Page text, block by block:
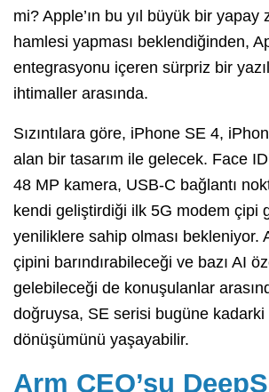
mi? Apple’ın bu yıl büyük bir yapay
hamlesi yapması beklendiğinden,
entegrasyonu içeren sürpriz bir
ihtimaller arasında.
Sızıntılara göre, iPhone SE 4,
alan bir tasarım ile gelecek. Face
48 MP kamera, USB-C bağlantı
kendi geliştirdiği ilk 5G modem çipi
yeniliklere sahip olması bekleniyor.
çipini barındırabileceği ve bazı AI
gelebileceği de konuşulanlar
doğruysa, SE serisi bugüne kadarki
dönüşümünü yaşayabilir.
Arm CEO’su